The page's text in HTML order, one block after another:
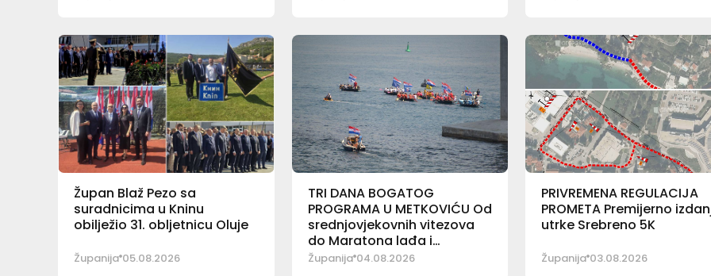
Župan Blaž Pezo sa
suradnicima u Kninu
obilježio 31. obljetnicu Oluje
Županija 05.08.2026
TRI DANA BOGATOG
PROGRAMA U METKOVIĆU Od
srednjovjekovnih vitezova
do Maratona lađa i
Jerkovačke fešte
Županija 04.08.2026
PRIVREMENA REGULACIJA
PROMETA Premijerno
utrke Srebreno 5K
Županija 03.08.2026